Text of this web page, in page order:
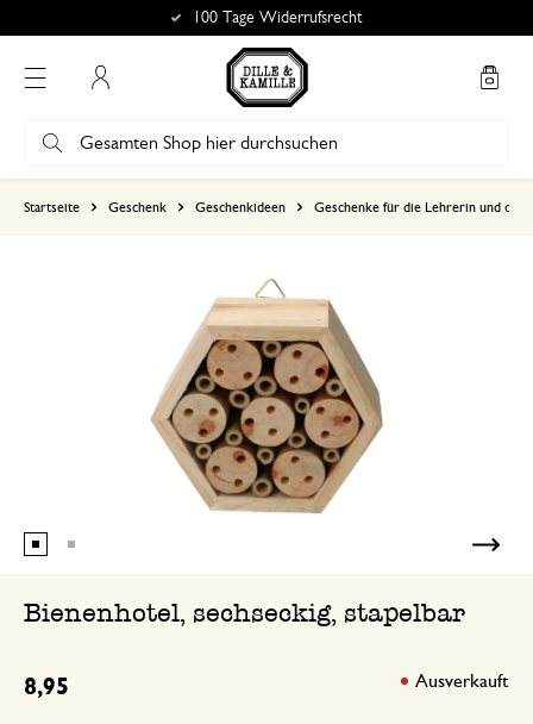
100 Tage Widerrufsrecht
Startseite Geschenk Geschenkideen Geschenke für die Lehrerin und den
Bienenhotel, sechseckig, stapelbar
8,95 Ausverkauft
2
1
7. Februar 2025